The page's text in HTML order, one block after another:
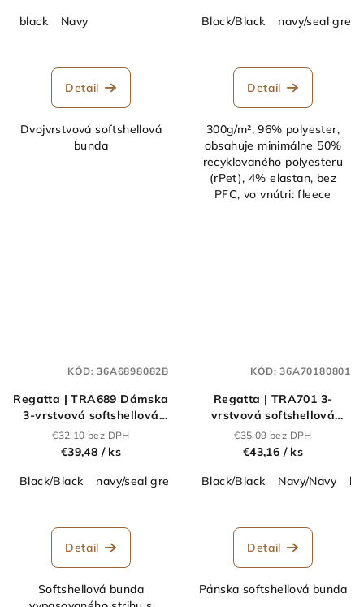
black
Navy
Detail
Dvojvrstvová softshellová
bunda
Black/Black
navy/seal grey
Detail
300g/m², 96% polyester,
obsahuje minimálne 50%
recyklovaného polyesteru
(rPet), 4% elastan, bez
PFC, vo vnútri: fleece
Regatta | TRA689 Dámska
3-vrstvová softshellová
bunda "Octagon
II"_36.A689
€32,10 bez DPH
€39,48 / ks
Black/Black
navy/seal grey classic red/black seal grey/
Detail
Softshellová bunda
KÓD:36A6898082B
Regatta | TRA701 3-
vrstvová softshellová
bunda s kapucňou
"Venturer"_36.A701
€35,09 bez DPH
€43,16 / ks
Black/Black
Navy/Navy
Detail
Pánska softshellová bunda
KÓD:36A70180801